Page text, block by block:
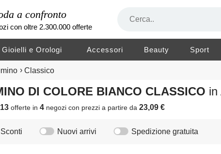
a confronto
con oltre 2.300.000 offerte
Gioielli e Orologi Accessori Beauty Sport
› Classico
DI COLORE BIANCO CLASSICO in
13 offerte in4 negozicon prezzi a partire da23,09 €
Sconti Nuovi arrivi Spedizione gratuita